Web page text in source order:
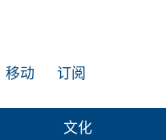
订阅
移动
文化